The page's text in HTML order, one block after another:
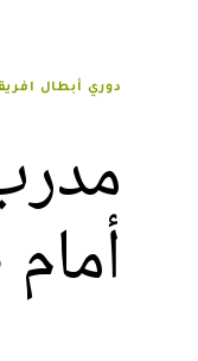
دوري أبطال